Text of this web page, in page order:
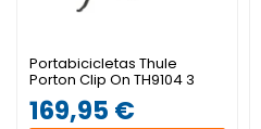
Portabicicletas Thule
Porton Clip On TH9104 3
Bicis
169,95 €